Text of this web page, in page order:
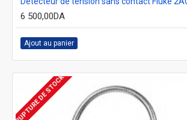
6 500,00DA
Ajout au panier
RUPTURE DE STOCK